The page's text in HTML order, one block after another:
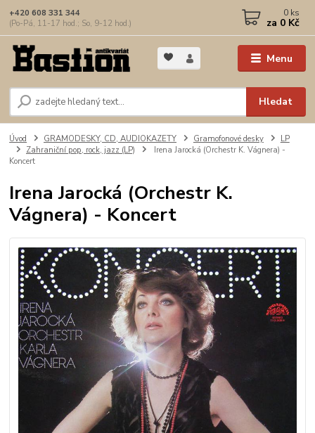
Menu
Hledat
+420 608 331 344
(Po-Pá, 11-17 hod.; So, 9-12 hod.)
0 ks
za 0 Kč
Úvod GRAMODESKY, CD, AUDIOKAZETY Gramofonové desky
LP
Zahraniční pop, rock, jazz (LP)
Irena Jarocká (Orchestr K. Vágnera) -
Koncert
Irena Jarocká (Orchestr K.
Vágnera) - Koncert